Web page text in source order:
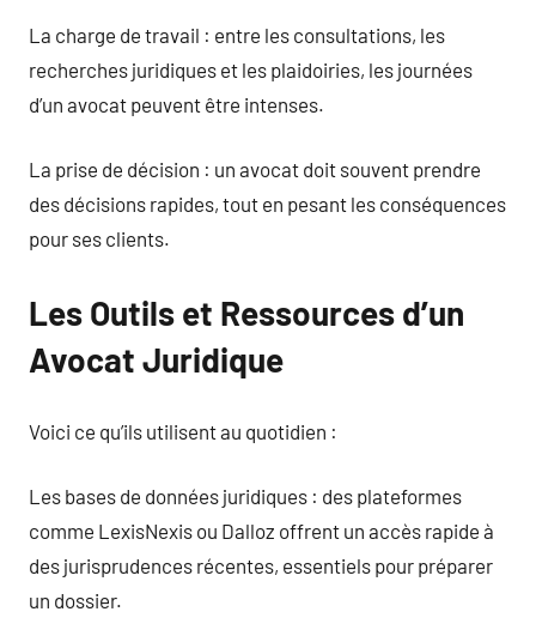
La charge de travail : entre les consultations, les
recherches juridiques et les plaidoiries, les journées
d’un avocat peuvent être intenses.
La prise de décision : un avocat doit souvent prendre
des décisions rapides, tout en pesant les conséquences
pour ses clients.
Les Outils et Ressources d’un
Avocat Juridique
Voici ce qu’ils utilisent au quotidien :
Les bases de données juridiques : des plateformes
comme LexisNexis ou Dalloz offrent un accès rapide à
des jurisprudences récentes, essentiels pour préparer
un dossier.